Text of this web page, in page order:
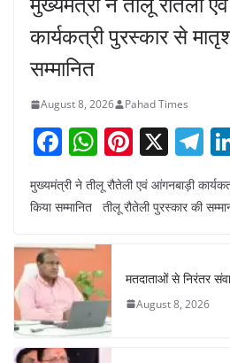
कार्यकत्री पुरस्कार से
सम्मानित
August 8, 2026 Pahad Times
F
a
c
b
o
o
k
W
h
at
A
p
p
Pi
nt
er
X T
el
e
m
मुख्यमंत्री ने तीलू रौतेली एवं आंगनबाड़ी
किया सम्मानित तीलू रौतेली पुरस्कार की
मतदाताओं से निरंतर
August 8, 2026